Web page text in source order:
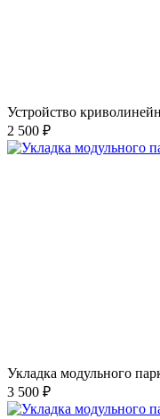
Устройство
2 500 ₽
Укладка модульного
3 500 ₽